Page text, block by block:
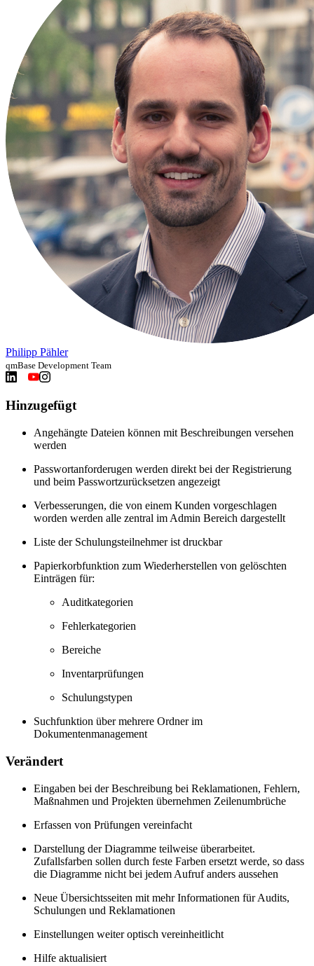
Philipp Pähler
qmBase Development Team
Hinzugefügt
Angehängte Dateien können mit Beschreibungen versehen
werden
Passwortanforderugen werden direkt bei der Registrierung
und beim Passwortzurücksetzen angezeigt
Verbesserungen, die von einem Kunden vorgeschlagen
worden werden alle zentral im Admin Bereich dargestellt
Liste der Schulungsteilnehmer ist druckbar
Papierkorbfunktion zum Wiederherstellen von gelöschten
Einträgen für:
Auditkategorien
Fehlerkategorien
Bereiche
Inventarprüfungen
Schulungstypen
Suchfunktion über mehrere Ordner im
Dokumentenmanagement
Verändert
Eingaben bei der Beschreibung bei Reklamationen, Fehlern,
Maßnahmen und Projekten übernehmen Zeilenumbrüche
Erfassen von Prüfungen vereinfacht
Darstellung der Diagramme teilweise überarbeitet.
Zufallsfarben sollen durch feste Farben ersetzt werde, so dass
die Diagramme nicht bei jedem Aufruf anders aussehen
Neue Übersichtsseiten mit mehr Informationen für Audits,
Schulungen und Reklamationen
Einstellungen weiter optisch vereinheitlicht
Hilfe aktualisiert